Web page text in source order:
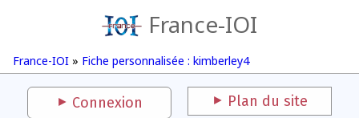
France-IOI
France-IOI » Fiche personnalisée : kimberley4
Connexion Plan du site